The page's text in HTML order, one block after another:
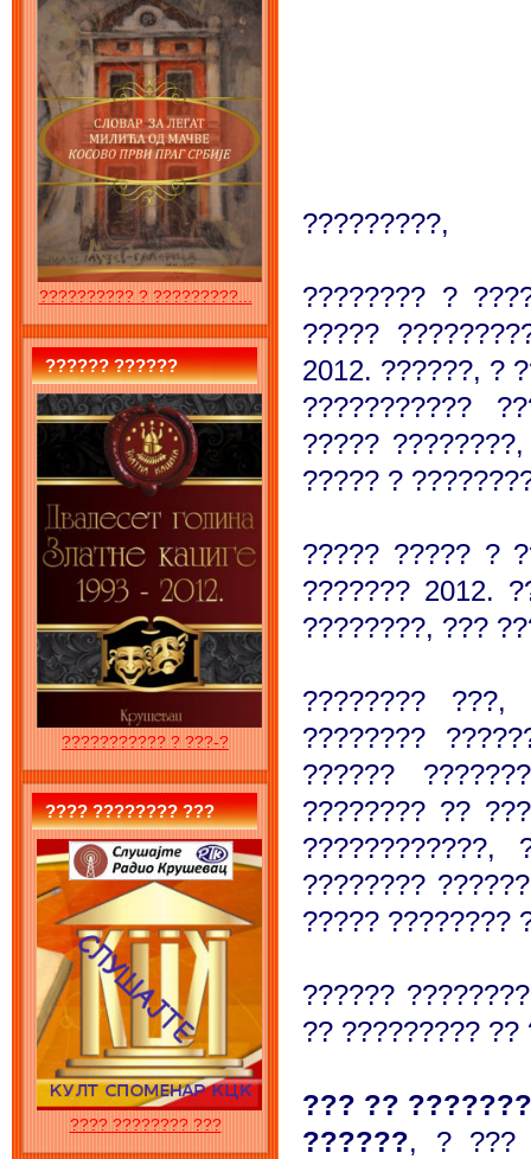
?????????? ? ?????????...
?????? ??????
??????????? ? ???-?
???? ???????? ???
???? ???????? ???
?????????,
???????? ?
?????
2012. ??????, ?
???????????
?????
????? ?
????? ????? ?
??????? 2012.
????????, ???
????????
????????
??????
???????? ??
????????????,
????????
????? ????????
??????
?? ????????? ??
??? ??
??????, ? ???